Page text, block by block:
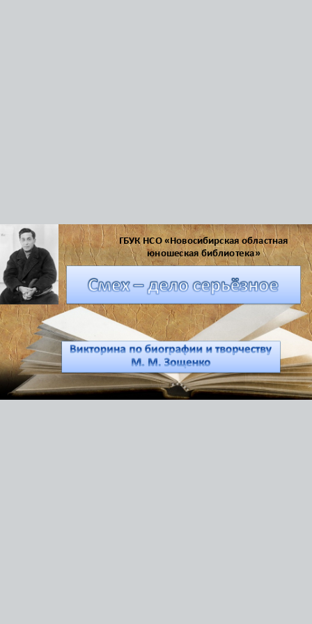
ГБУК НСО «Новосибирская областная
юношеская библиотека»